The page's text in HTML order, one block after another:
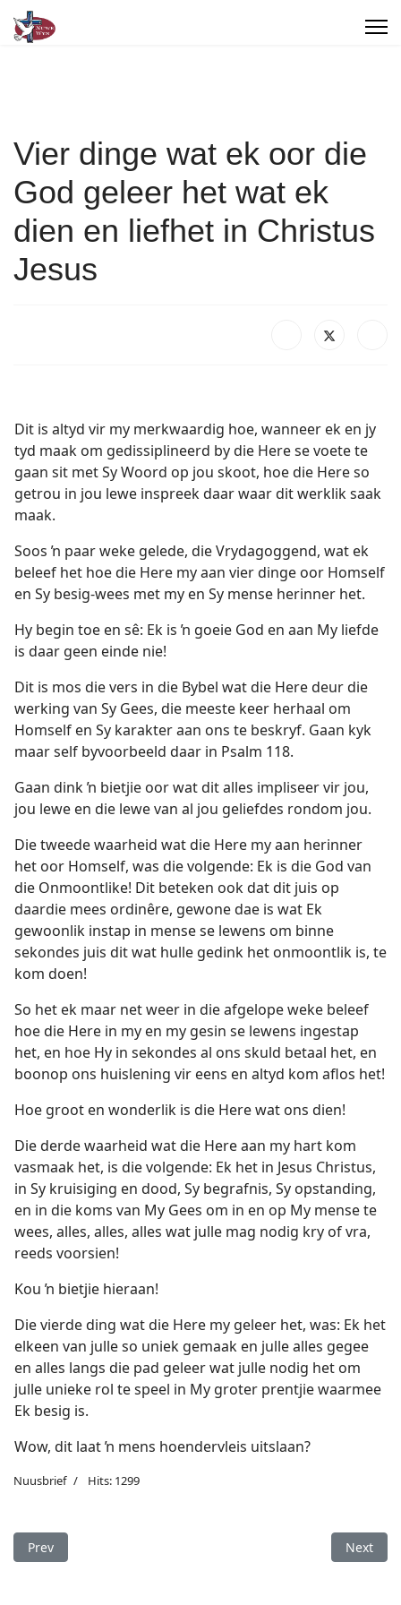
Vier dinge wat ek oor die
God geleer het wat ek
dien en liefhet in Christus
Jesus
Dit is altyd vir my merkwaardig hoe, wanneer ek en jy
tyd maak om gedissiplineerd by die Here se voete te
gaan sit met Sy Woord op jou skoot, hoe die Here so
getrou in jou lewe inspreek daar waar dit werklik saak
maak.
Soos ŉ paar weke gelede, die Vrydagoggend, wat ek
beleef het hoe die Here my aan vier dinge oor Homself
en Sy besig-wees met my en Sy mense herinner het.
Hy begin toe en sê: Ek is ŉ goeie God en aan My liefde
is daar geen einde nie!
Dit is mos die vers in die Bybel wat die Here deur die
werking van Sy Gees, die meeste keer herhaal om
Homself en Sy karakter aan ons te beskryf. Gaan kyk
maar self byvoorbeeld daar in Psalm 118.
Gaan dink ŉ bietjie oor wat dit alles impliseer vir jou,
jou lewe en die lewe van al jou geliefdes rondom jou.
Die tweede waarheid wat die Here my aan herinner
het oor Homself, was die volgende: Ek is die God van
die Onmoontlike! Dit beteken ook dat dit juis op
daardie mees ordinêre, gewone dae is wat Ek
gewoonlik instap in mense se lewens om binne
sekondes juis dit wat hulle gedink het onmoontlik is, te
kom doen!
So het ek maar net weer in die afgelope weke beleef
hoe die Here in my en my gesin se lewens ingestap
het, en hoe Hy in sekondes al ons skuld betaal het, en
boonop ons huislening vir eens en altyd kom aflos het!
Hoe groot en wonderlik is die Here wat ons dien!
Die derde waarheid wat die Here aan my hart kom
vasmaak het, is die volgende: Ek het in Jesus Christus,
in Sy kruisiging en dood, Sy begrafnis, Sy opstanding,
en in die koms van My Gees om in en op My mense te
wees, alles, alles, alles wat julle mag nodig kry of vra,
reeds voorsien!
Kou ŉ bietjie hieraan!
Die vierde ding wat die Here my geleer het, was: Ek het
elkeen van julle so uniek gemaak en julle alles gegee
en alles langs die pad geleer wat julle nodig het om
julle unieke rol te speel in My groter prentjie waarmee
Ek besig is.
Wow, dit laat ŉ mens hoendervleis uitslaan?
Nuusbrief Hits: 1299
Previous article: Ef. 2: 5 tot 7
Prev Next
Next